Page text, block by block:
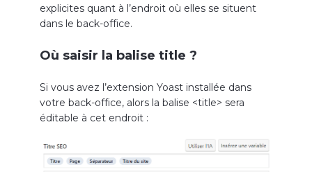
explicites quant à l’endroit où elles se situent
dans le back-office.
Où saisir la balise title ?
Si vous avez l’extension Yoast installée dans
votre back-office, alors la balise <title> sera
éditable à cet endroit :